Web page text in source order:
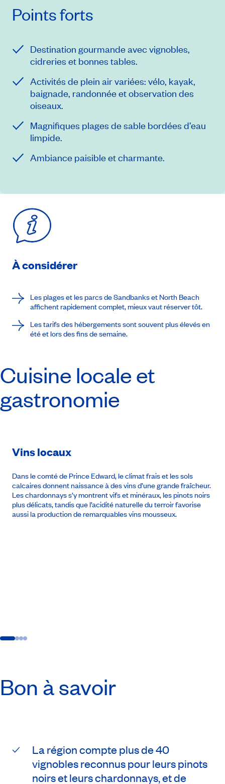
Points forts
Destination gourmande avec vignobles,
cidreries et bonnes tables.
Activités de plein air variées: vélo, kayak,
baignade, randonnée et observation des
oiseaux.
Magnifiques plages de sable bordées d’eau
limpide.
Ambiance paisible et charmante.
À considérer
Les plages et les parcs de Sandbanks et North Beach
affichent rapidement complet, mieux vaut réserver tôt.
Les tarifs des hébergements sont souvent plus élevés en
été et lors des fins de semaine.
Cuisine locale et
gastronomie
Vins locaux
Dans le comté de Prince Edward, le climat frais et les sols
calcaires donnent naissance à des vins d’une grande fraîcheur.
Les chardonnays s’y montrent vifs et minéraux, les pinots noirs
plus délicats, tandis que l’acidité naturelle du terroir favorise
aussi la production de remarquables vins mousseux.
Bon à savoir
La région compte plus de 40
vignobles reconnus pour leurs pinots
noirs et leurs chardonnays, et de